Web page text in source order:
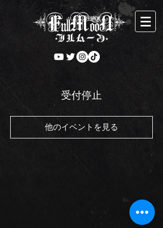
受付停止
他のイベントを見る